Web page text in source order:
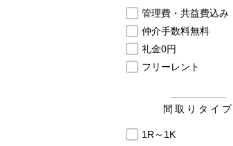
管理費・共益費込み
仲介手数料無料
礼金0円
フリーレント
間取りタイプ
1R～1K